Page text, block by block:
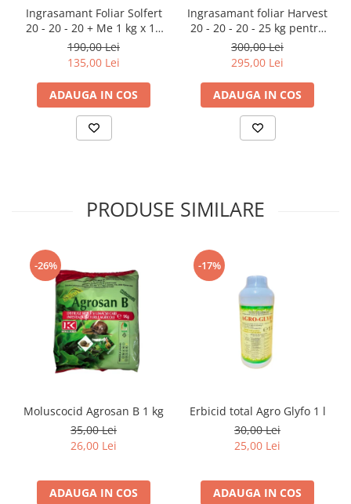
Ingrasamant Foliar Solfert
20 - 20 - 20 + Me 1 kg x 10
buc
190,00 Lei
135,00 Lei
ADAUGA IN COS
Ingrasamant foliar Harvest
20 - 20 - 20 - 25 kg pentru
pomi, legume, vita, cereale,
floarea soarelui
300,00 Lei
295,00 Lei
ADAUGA IN COS
PRODUSE SIMILARE
-26%
Moluscocid Agrosan B 1 kg
35,00 Lei
26,00 Lei
ADAUGA IN COS
-17%
Erbicid total Agro Glyfo 1 l
30,00 Lei
25,00 Lei
ADAUGA IN COS